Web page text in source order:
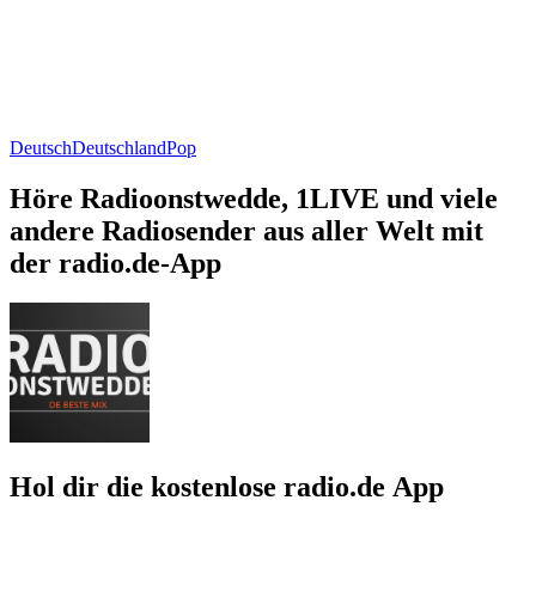
DeutschDeutschlandPop
Höre Radioonstwedde, 1LIVE und viele
andere Radiosender aus aller Welt mit
der radio.de-App
Hol dir die kostenlose radio.de App